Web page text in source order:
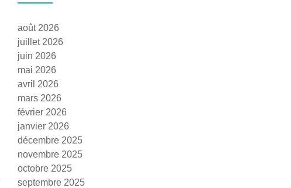
août 2026
juillet 2026
juin 2026
mai 2026
avril 2026
mars 2026
février 2026
janvier 2026
décembre 2025
novembre 2025
octobre 2025
septembre 2025